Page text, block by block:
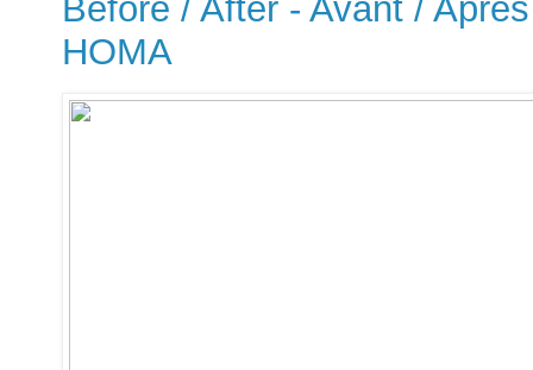
Before / After - Avant /
HOMA